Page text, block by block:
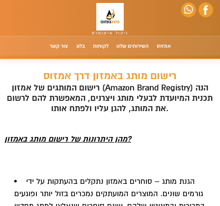
אמזוס השירותים שלנו לקוחות בלוג צור קשר
רישום מותג באמזון דרך אמזוס
רישום המותגים של אמזון (Amazon Brand Registry) הנה
תכנית המיועדת לבעלי מותג ויצרנים, המאפשרת להם לרשום
את המותג, להגן עליו ולפתח אותו.
מהן היתרונות של רישום מותג באמזון?
הגנת מותג – סוחרים באמזון נתקלים בהעתקות על ידי
גורמים שונים. המוצרים המועתקים נמכרים בזול יותר ופוגעים